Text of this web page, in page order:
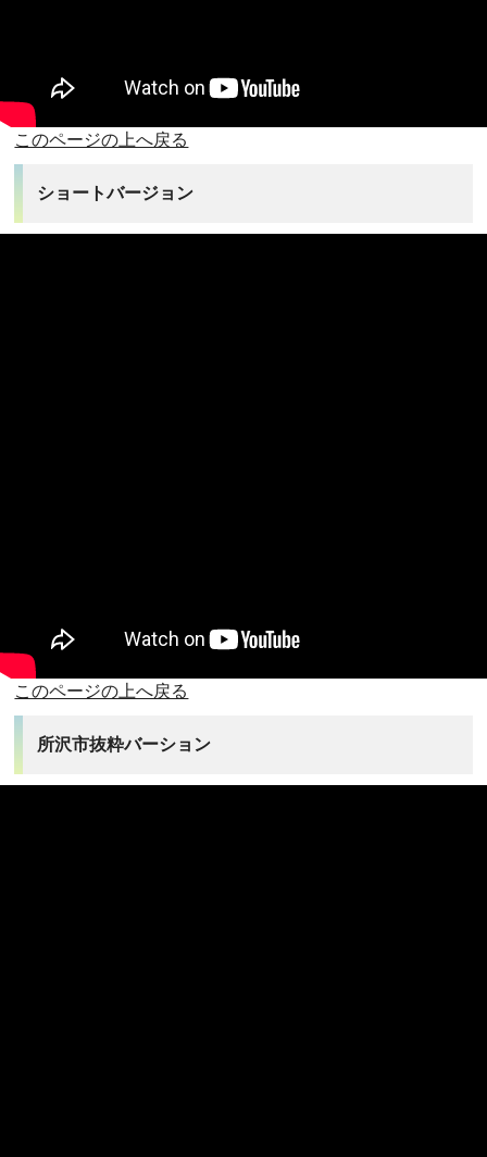
このページの上へ戻る
ショートバージョン
このページの上へ戻る
所沢市抜粋バーション